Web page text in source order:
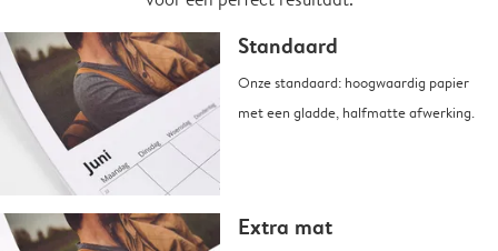
Standaard
Onze standaard: hoogwaardig papier
met een gladde, halfmatte afwerking.
Extra mat